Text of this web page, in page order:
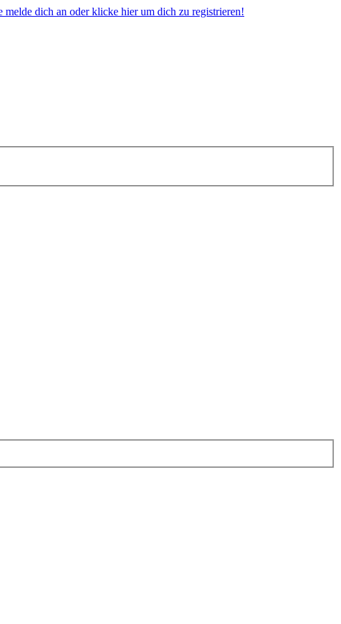
dich an oder klicke hier um dich zu registrieren!